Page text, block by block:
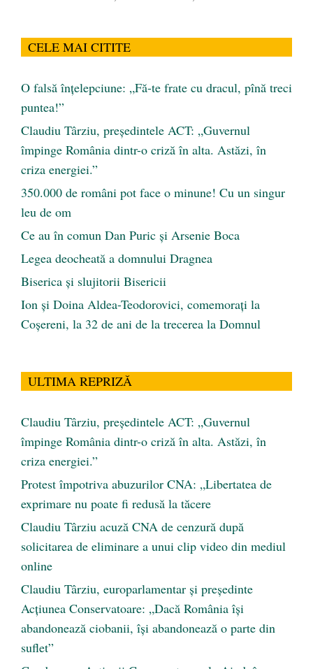
CELE MAI CITITE
O falsă înțelepciune: „Fă-te frate cu dracul, pînă treci
puntea!”
Claudiu Târziu, președintele ACT: „Guvernul
împinge România dintr-o criză în alta. Astăzi, în
criza energiei.”
350.000 de români pot face o minune! Cu un singur
leu de om
Ce au în comun Dan Puric şi Arsenie Boca
Legea deocheată a domnului Dragnea
Biserica și slujitorii Bisericii
Ion și Doina Aldea-Teodorovici, comemorați la
Coșereni, la 32 de ani de la trecerea la Domnul
ULTIMA REPRIZĂ
Claudiu Târziu, președintele ACT: „Guvernul
împinge România dintr-o criză în alta. Astăzi, în
criza energiei.”
Protest împotriva abuzurilor CNA: „Libertatea de
exprimare nu poate fi redusă la tăcere
Claudiu Târziu acuză CNA de cenzură după
solicitarea de eliminare a unui clip video din mediul
online
Claudiu Târziu, europarlamentar și președinte
Acțiunea Conservatoare: „Dacă România își
abandonează ciobanii, își abandonează o parte din
suflet”